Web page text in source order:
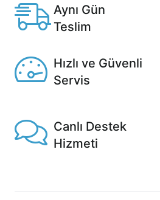
Aynı Gün
Teslim
Hızlı ve Güvenli
Servis
Canlı Destek
Hizmeti